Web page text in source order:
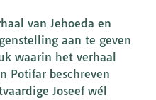
van Jehoeda en
aan te geven
waarin het verhaal
Potifar beschreven
Joseef wél